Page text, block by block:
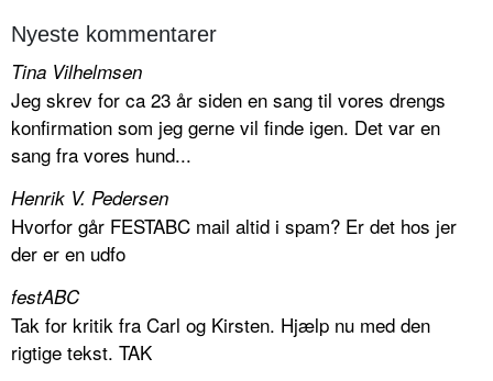
Nyeste kommentarer
Tina Vilhelmsen
Jeg skrev for ca 23 år siden en sang til vores drengs
konfirmation som jeg gerne vil finde igen. Det var en
sang fra vores hund...
Henrik V. Pedersen
Hvorfor går FESTABC mail altid i spam? Er det hos jer
der er en udfo
festABC
Tak for kritik fra Carl og Kirsten. Hjælp nu med den
rigtige tekst. TAK